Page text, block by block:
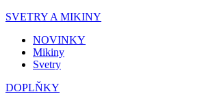
SVETRY A MIKINY
NOVINKY
Mikiny
Svetry
DOPLŇKY